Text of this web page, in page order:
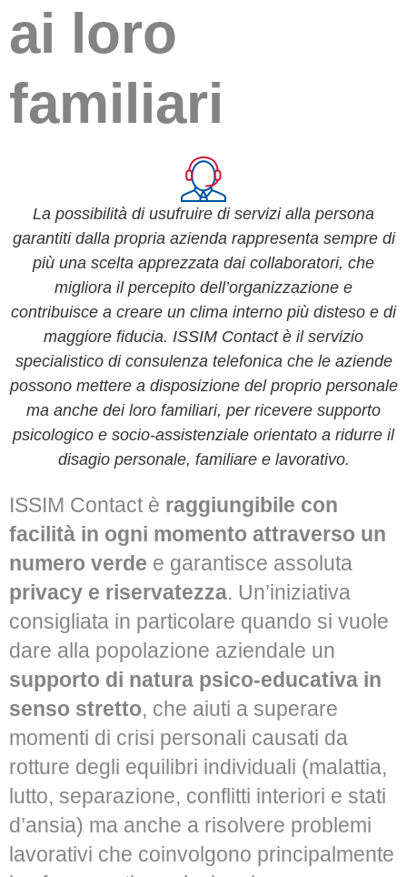
ai loro
familiari
La possibilità di usufruire di servizi alla persona
garantiti dalla propria azienda rappresenta sempre di
più una scelta apprezzata dai collaboratori, che
migliora il percepito dell’organizzazione e
contribuisce a creare un clima interno più disteso e di
maggiore fiducia. ISSIM Contact è il servizio
specialistico di consulenza telefonica che le aziende
possono mettere a disposizione del proprio personale
ma anche dei loro familiari, per ricevere supporto
psicologico e socio-assistenziale orientato a ridurre il
disagio personale, familiare e lavorativo.
ISSIM Contact è raggiungibile con
facilità in ogni momento attraverso un
numero verde e garantisce assoluta
privacy e riservatezza. Un’iniziativa
consigliata in particolare quando si vuole
dare alla popolazione aziendale un
supporto di natura psico-educativa in
senso stretto, che aiuti a superare
momenti di crisi personali causati da
rotture degli equilibri individuali (malattia,
lutto, separazione, conflitti interiori e stati
d’ansia) ma anche a risolvere problemi
lavorativi che coinvolgono principalmente